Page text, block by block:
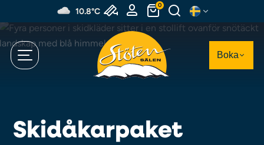
till
huvudinnehållet
10.8°C
0
Boka
Skidåkarpaket